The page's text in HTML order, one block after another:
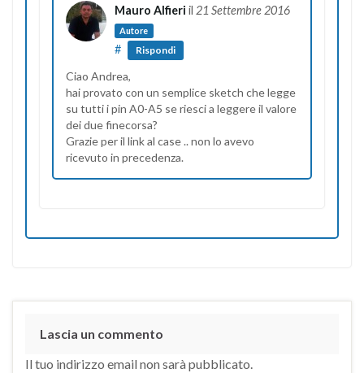
Mauro Alfieri il 21 Settembre 2016
Autore
# Rispondi
Ciao Andrea,
hai provato con un semplice sketch che legge
su tutti i pin A0-A5 se riesci a leggere il valore
dei due finecorsa?
Grazie per il link al case .. non lo avevo
ricevuto in precedenza.
Lascia un commento
Il tuo indirizzo email non sarà pubblicato.